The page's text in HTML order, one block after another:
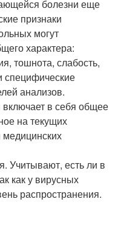
болезни еще
признаки
могут
характера:
тошнота, слабость,
специфические
анализов.
включает в себя общее
на текущих
Учитывают, есть ли в
как у вирусных
распространения.